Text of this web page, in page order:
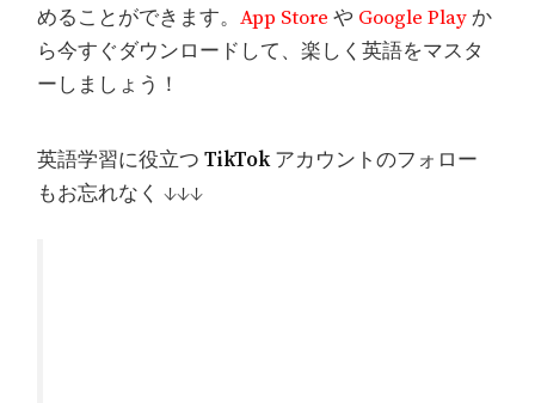
めることができます。App Store や Google Playか
ら今すぐダウンロードして、楽しく英語をマスタ
ーしましょう！
英語学習に役立つTikTokアカウントのフォロー
もお忘れなく ↓↓↓